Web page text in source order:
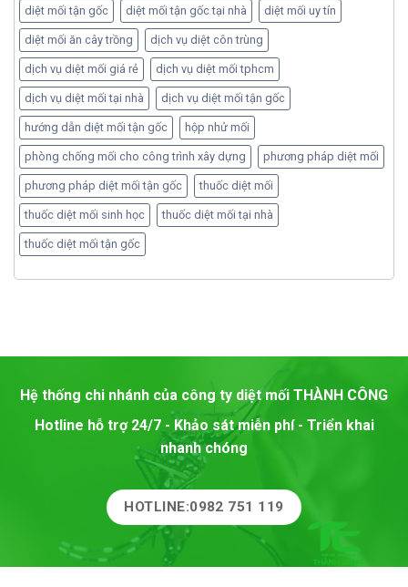
diệt mối tận gốc diệt mối tận gốc tại nhà diệt mối uy tín
diệt mối ăn cây trồng dịch vụ diệt côn trùng
dịch vụ diệt mối giá rẻ dịch vụ diệt mối tphcm
dịch vụ diệt mối tại nhà dịch vụ diệt mối tận gốc
hướng dẫn diệt mối tận gốc hộp nhử mối
phòng chống mối cho công trình xây dựng phương pháp diệt mối
phương pháp diệt mối tận gốc thuốc diệt mối
thuốc diệt mối sinh học thuốc diệt mối tại nhà
thuốc diệt mối tận gốc
Hệ thống chi nhánh của công ty diệt mối THÀNH CÔNG
Hotline hỗ trợ 24/7 - Khảo sát miễn phí - Triển khai
nhanh chóng
HOTLINE:0982 751 119